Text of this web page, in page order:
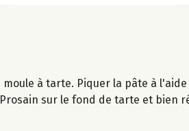
à tarte. Piquer la pâte à
sur le fond de tarte et bien